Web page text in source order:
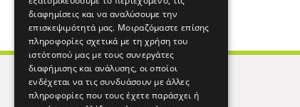
διαφημίσεις και να αναλύσουμε την
επισκεψιμότητά μας. Μοιραζόμαστε επίσης
πληροφορίες σχετικά με τη χρήση του
ιστότοπού μας με τους συνεργάτες
διαφήμισης και ανάλυσης, οι οποίοι
ενδέχεται να τις συνδυάσουν με άλλες
πληροφορίες που τους έχετε παράσχει ή